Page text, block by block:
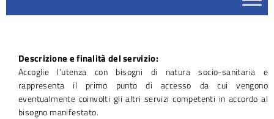
Descrizione e finalità del servizio:
Accoglie l’utenza con bisogni di natura socio-sanitaria e
rappresenta il primo punto di accesso da cui vengono
eventualmente coinvolti gli altri servizi competenti in accordo al
bisogno manifestato.